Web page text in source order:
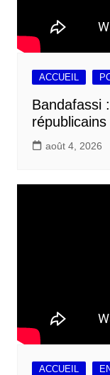
ACCUEIL
Bandafassi
août 4, 2026
ACCUEIL